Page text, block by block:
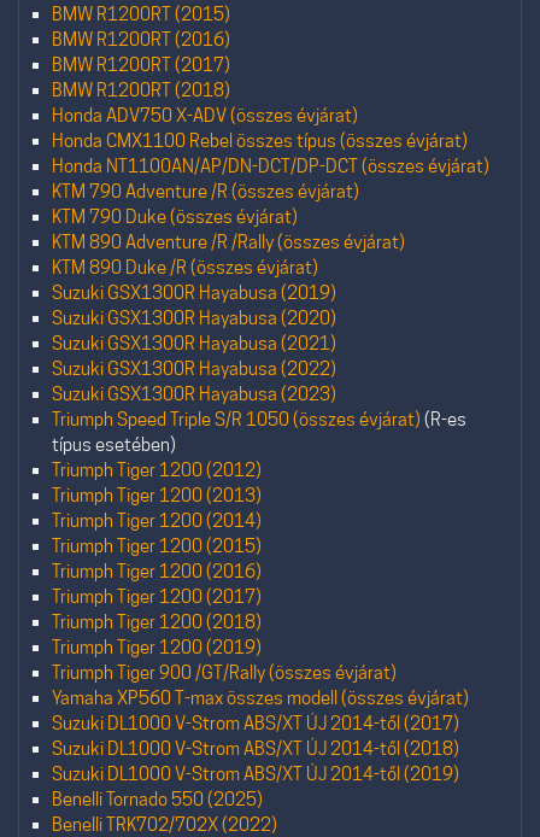
BMW R1200RT (2015)
BMW R1200RT (2016)
BMW R1200RT (2017)
BMW R1200RT (2018)
Honda ADV750 X-ADV (összes évjárat)
Honda CMX1100 Rebel összes típus (összes évjárat)
Honda NT1100AN/AP/DN-DCT/DP-DCT (összes évjárat)
KTM 790 Adventure /R (összes évjárat)
KTM 790 Duke (összes évjárat)
KTM 890 Adventure /R /Rally (összes évjárat)
KTM 890 Duke /R (összes évjárat)
Suzuki GSX1300R Hayabusa (2019)
Suzuki GSX1300R Hayabusa (2020)
Suzuki GSX1300R Hayabusa (2021)
Suzuki GSX1300R Hayabusa (2022)
Suzuki GSX1300R Hayabusa (2023)
Triumph Speed Triple S/R 1050 (összes évjárat) (R-es
típus esetében)
Triumph Tiger 1200 (2012)
Triumph Tiger 1200 (2013)
Triumph Tiger 1200 (2014)
Triumph Tiger 1200 (2015)
Triumph Tiger 1200 (2016)
Triumph Tiger 1200 (2017)
Triumph Tiger 1200 (2018)
Triumph Tiger 1200 (2019)
Triumph Tiger 900 /GT/Rally (összes évjárat)
Yamaha XP560 T-max összes modell (összes évjárat)
Suzuki DL1000 V-Strom ABS/XT ÚJ 2014-től (2017)
Suzuki DL1000 V-Strom ABS/XT ÚJ 2014-től (2018)
Suzuki DL1000 V-Strom ABS/XT ÚJ 2014-től (2019)
Benelli Tornado 550 (2025)
Benelli TRK702/702X (2022)